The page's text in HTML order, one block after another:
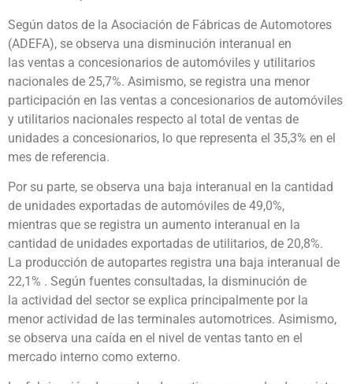
Según datos de la Asociación de Fábricas de Automotores
(ADEFA), se observa una disminución interanual en
las ventas a concesionarios de automóviles y utilitarios
nacionales de 25,7%. Asimismo, se registra una menor
participación en las ventas a concesionarios de automóviles
y utilitarios nacionales respecto al total de ventas de
unidades a concesionarios, lo que representa el 35,3% en el
mes de referencia.
Por su parte, se observa una baja interanual en la cantidad
de unidades exportadas de automóviles de 49,0%,
mientras que se registra un aumento interanual en la
cantidad de unidades exportadas de utilitarios, de 20,8%.
La producción de autopartes registra una baja interanual de
22,1% . Según fuentes consultadas, la disminución de
la actividad del sector se explica principalmente por la
menor actividad de las terminales automotrices. Asimismo,
se observa una caída en el nivel de ventas tanto en el
mercado interno como externo.